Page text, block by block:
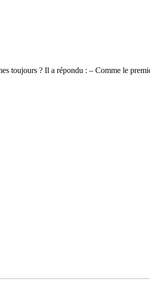
toujours ? Il a répondu : – Comme le